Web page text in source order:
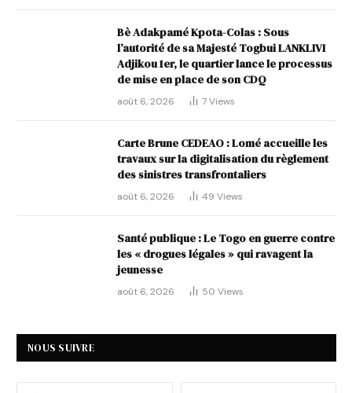
Bè Adakpamé Kpota-Colas : Sous
l’autorité de sa Majesté Togbui LANKLIVI
Adjikou 1er, le quartier lance le processus
de mise en place de son CDQ
août 6, 2026 7Views
Carte Brune CEDEAO : Lomé accueille les
travaux sur la digitalisation du règlement
des sinistres transfrontaliers
août 6, 2026 49 Views
Santé publique : Le Togo en guerre contre
les « drogues légales » qui ravagent la
jeunesse
août 6, 2026 50 Views
NOUS SUIVRE